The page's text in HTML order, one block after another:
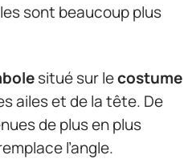
sont beaucoup plus
situé sur lecostume
ailes et de la tête. De
de plus en plus
l’angle.